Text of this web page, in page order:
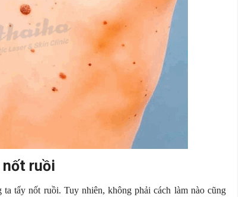
nốt ruồi
tẩy nốt ruồi. Tuy nhiên, không phải cách làm nào cũng